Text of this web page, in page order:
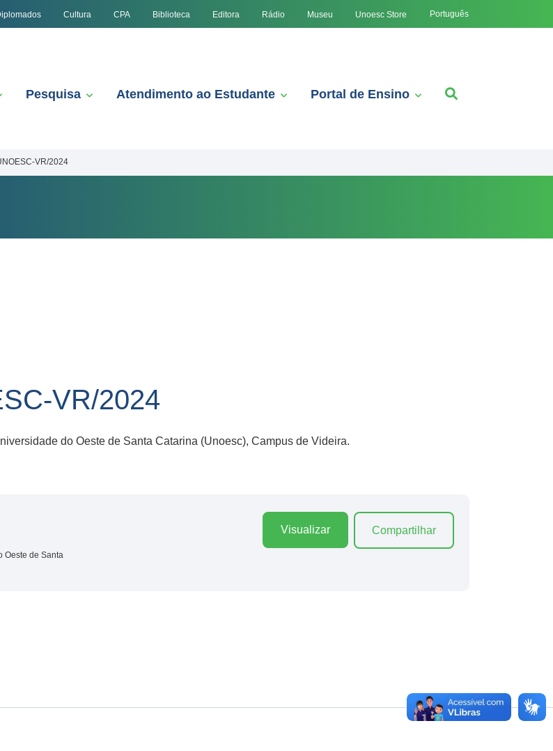
Cultura CPA Biblioteca Editora Rádio Museu Unoesc Store Português
Pesquisa Atendimento ao Estudante Portal de Ensino
VR/2024
VR/2024
do Oeste de Santa Catarina (Unoesc), Campus de Videira.
Oeste de Santa
Visualizar Compartilhar